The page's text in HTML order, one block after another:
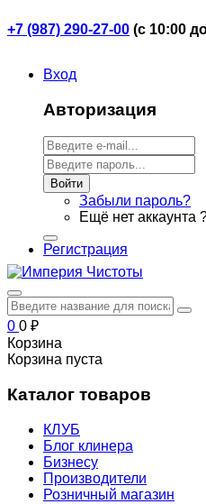
+7 (987) 290-27-00 (с 10:00
Вход
Авторизация
Войти
Забыли пароль?
Ещё нет аккаунта
Регистрация
0 0 ₽
Корзина
Корзина пуста
Каталог товаров
КЛУБ
Блог клинера
Бизнесу
Производители
Розничный магазин